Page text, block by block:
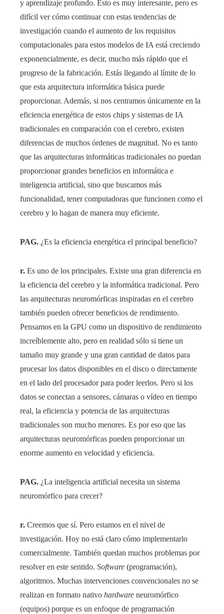
y aprendizaje profundo. Esto es muy interesante, pero es
difícil ver cómo continuar con estas tendencias de
investigación cuando el aumento de los requisitos
computacionales para estos modelos de IA está creciendo
exponencialmente, es decir, mucho más rápido que el
progreso de la fabricación. Estás llegando al límite de lo
que esta arquitectura informática básica puede
proporcionar. Además, si nos centramos únicamente en la
eficiencia energética de estos chips y sistemas de IA
tradicionales en comparación con el cerebro, existen
diferencias de muchos órdenes de magnitud. No es tanto
que las arquitecturas informáticas tradicionales no puedan
proporcionar grandes beneficios en informática e
inteligencia artificial, sino que buscamos más
funcionalidad, tener computadoras que funcionen como el
cerebro y lo hagan de manera muy eficiente.
PAG. ¿Es la eficiencia energética el principal beneficio?
r. Es uno de los principales. Existe una gran diferencia en
la eficiencia del cerebro y la informática tradicional. Pero
las arquitecturas neuromórficas inspiradas en el cerebro
también pueden ofrecer beneficios de rendimiento.
Pensamos en la GPU como un dispositivo de rendimiento
increíblemente alto, pero en realidad sólo si tiene un
tamaño muy grande y una gran cantidad de datos para
procesar los datos disponibles en el disco o directamente
en el lado del procesador para poder leerlos. Pero si los
datos se conectan a sensores, cámaras o vídeo en tiempo
real, la eficiencia y potencia de las arquitecturas
tradicionales son mucho menores. Es por eso que las
arquitecturas neuromórficas pueden proporcionar un
enorme aumento en velocidad y eficiencia.
PAG. ¿La inteligencia artificial necesita un sistema
neuromórfico para crecer?
r. Creemos que sí. Pero estamos en el nivel de
investigación. Hoy no está claro cómo implementarlo
comercialmente. También quedan muchos problemas por
resolver en este sentido. Software (programación),
algoritmos. Muchas intervenciones convencionales no se
realizan en formato nativo hardware neuromórfico
(equipos) porque es un enfoque de programación